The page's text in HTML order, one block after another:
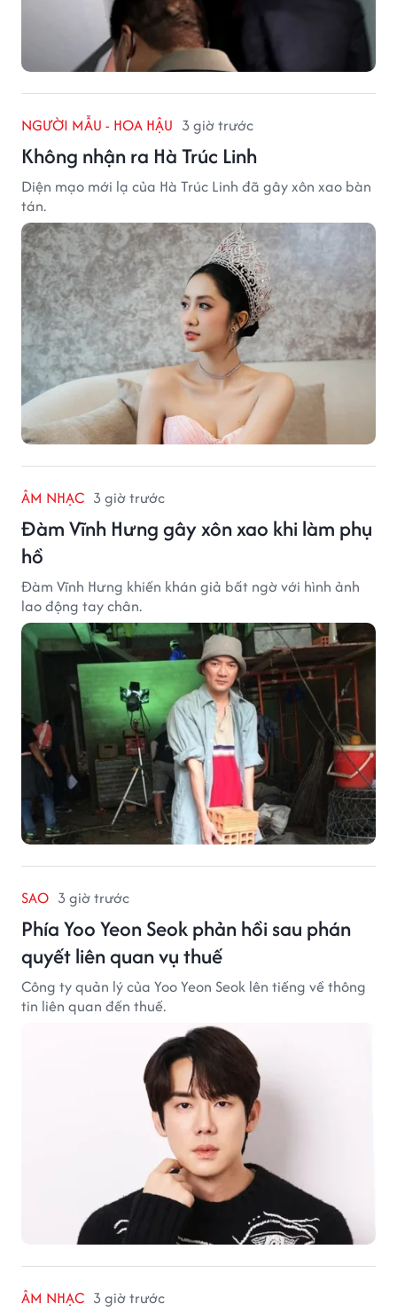
NGƯỜI MẪU - HOA HẬU 3 giờ trước
Không nhận ra Hà Trúc Linh
Diện mạo mới lạ của Hà Trúc Linh đã gây xôn xao bàn
tán.
ÂM NHẠC 3 giờ trước
Đàm Vĩnh Hưng gây xôn xao khi làm phụ
hồ
Đàm Vĩnh Hưng khiến khán giả bất ngờ với hình ảnh
lao động tay chân.
SAO 3 giờ trước
Phía Yoo Yeon Seok phản hồi sau phán
quyết liên quan vụ thuế
Công ty quản lý của Yoo Yeon Seok lên tiếng về thông
tin liên quan đến thuế.
ÂM NHẠC 3 giờ trước